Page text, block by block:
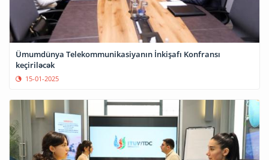
Ümumdünya Telekommunikasiyanın İnkişafı Konfransı
keçiriləcək
15-01-2025